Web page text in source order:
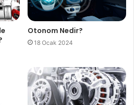
Otonom Nedir?
18 Ocak 2024